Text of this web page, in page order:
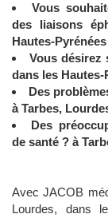
Vous
des liaisons
Hautes-Pyrénées
Vous désirez
dans les Hautes-
Des
à Tarbes,
Des
de santé ? à
Avec JACOB
Lourdes, dans